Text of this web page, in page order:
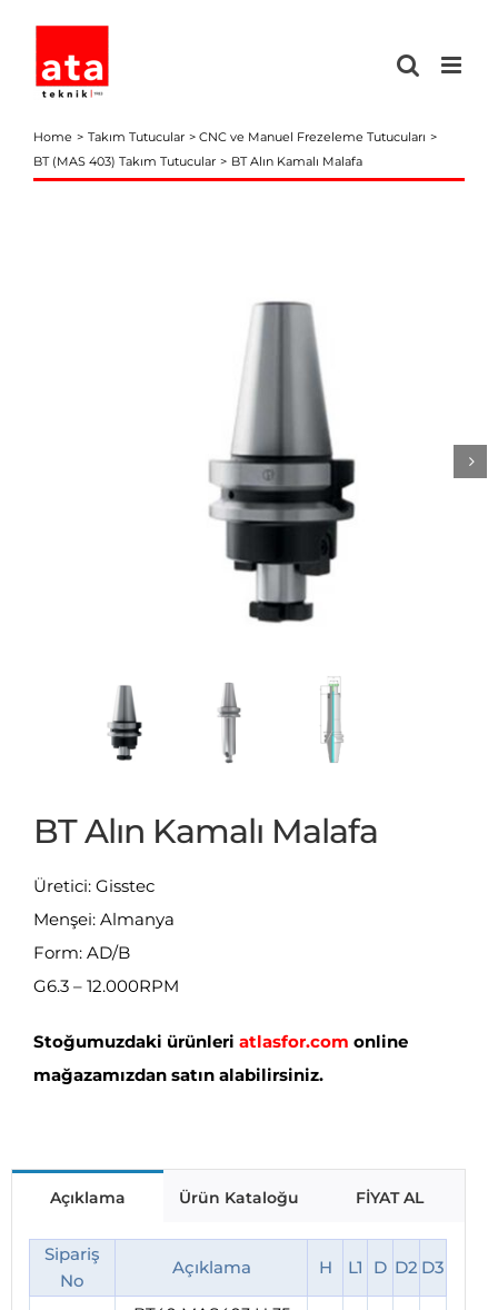
content
Home Takım Tutucular
CNC ve Manuel Frezeleme Tutucuları
BT (MAS 403) Takım Tutucular
BT Alın Kamalı Malafa
BT Alın Kamalı Malafa
Üretici: Gisstec
Menşei: Almanya
Form: AD/B
G6.3 – 12.000RPM
Stoğumuzdaki ürünleri atlasfor.com online
mağazamızdan satın alabilirsiniz.
Açıklama Ürün Kataloğu FİYAT AL
Sipariş
No
Açıklama H L1 D D2 D3